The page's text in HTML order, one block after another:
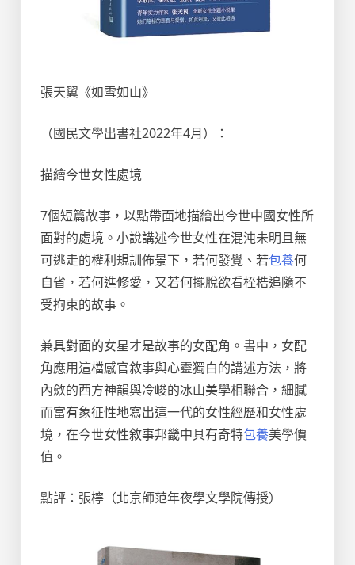
張天翼《如雪如山》
（國民文學出書社2022年4月）：
描繪今世女性處境
7個短篇故事，以點帶面地描繪出今世中國女性所
面對的處境。小說講述今世女性在混沌未明且無
可逃走的權利規訓佈景下，若何發覺、若包養何
自省，若何進修愛，又若何擺脫欲看桎梏追隨不
受拘束的故事。
兼具對面的女星才是故事的女配角。書中，女配
角應用這檔感官敘事與心靈獨白的講述方法，將
內斂的西方神韻與冷峻的冰山美學相聯合，細膩
而富有象征性地寫出這一代的女性經歷和女性處
境，在今世女性敘事邦畿中具有奇特包養美學價
值。
點評：張檸（北京師范年夜學文學院傳授）